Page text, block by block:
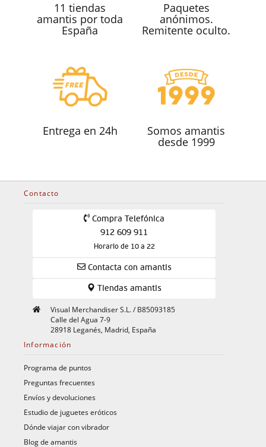
11 tiendas
amantis por toda
España
Paquetes
anónimos.
Remitente oculto.
Entrega en 24h Somos amantis
desde 1999
Contacto
Compra Telefónica
912 609 911
Horario de 10 a 22
Contacta con amantis
Tiendas amantis
Visual Merchandiser S.L. / B85093185
Calle del Agua 7-9
28918 Leganés, Madrid, España
Información
Programa de puntos
Preguntas frecuentes
Envíos y devoluciones
Estudio de juguetes eróticos
Dónde viajar con vibrador
Blog de amantis